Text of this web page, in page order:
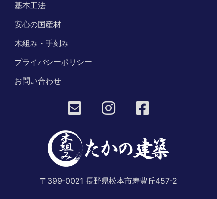
基本工法
安心の国産材
木組み・手刻み
プライバシーポリシー
お問い合わせ
〒399-0021 長野県松本市寿豊丘457-2